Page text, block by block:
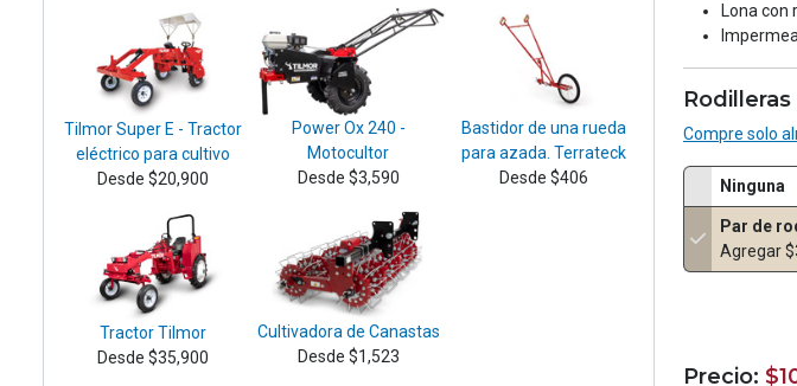
Tilmor Super E - Tractor
eléctrico para cultivo
Desde $20,900
Power Ox 240 -
Motocultor
Desde $3,590
Bastidor de una rueda
para azada. Terrateck
Desde $406
Tractor Tilmor
Desde $35,900
Cultivadora de Canastas
Desde $1,523
Lona con
Rodilleras
Compre solo
Ninguna
Par de
Agregar
Precio: